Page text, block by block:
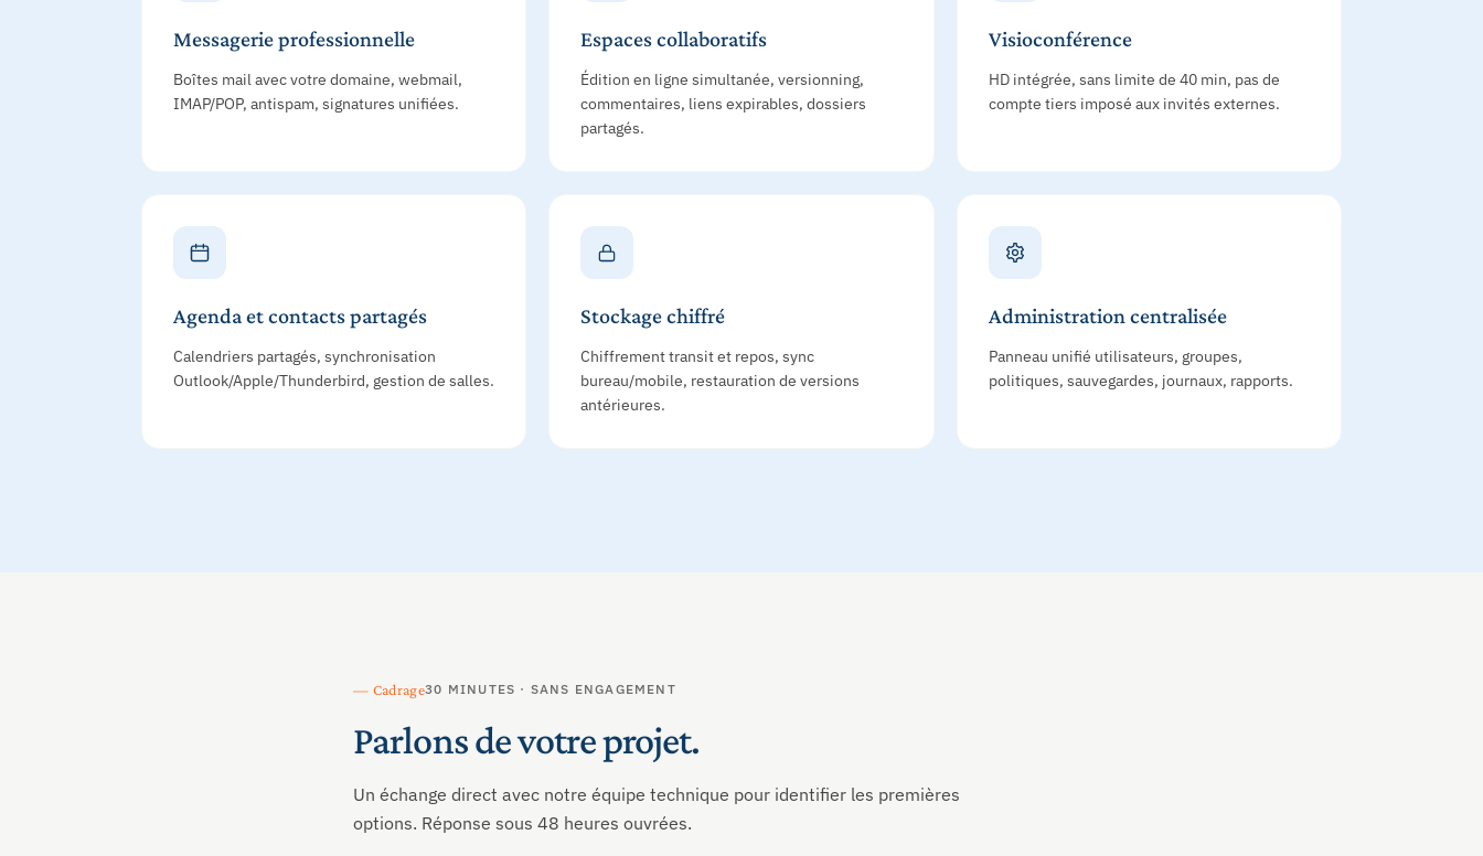
Messagerie professionnelle
Boîtes mail avec votre domaine, webmail,
IMAP/POP, antispam, signatures unifiées.
Espaces collaboratifs
Édition en ligne simultanée, versionning,
commentaires, liens expirables, dossiers
partagés.
Visioconférence
HD intégrée, sans limite de 40 min, pas de
compte tiers imposé aux invités externes.
Agenda et contacts partagés
Calendriers partagés, synchronisation
Outlook/Apple/Thunderbird, gestion de salles.
Stockage chiffré
Chiffrement transit et repos, sync
bureau/mobile, restauration de versions
antérieures.
Administration centralisée
Panneau unifié utilisateurs, groupes,
politiques, sauvegardes, journaux, rapports.
— Cadrage30 MINUTES · SANS ENGAGEMENT
Parlons de votre projet.
Un échange direct avec notre équipe technique pour identifier les premières
options. Réponse sous 48 heures ouvrées.